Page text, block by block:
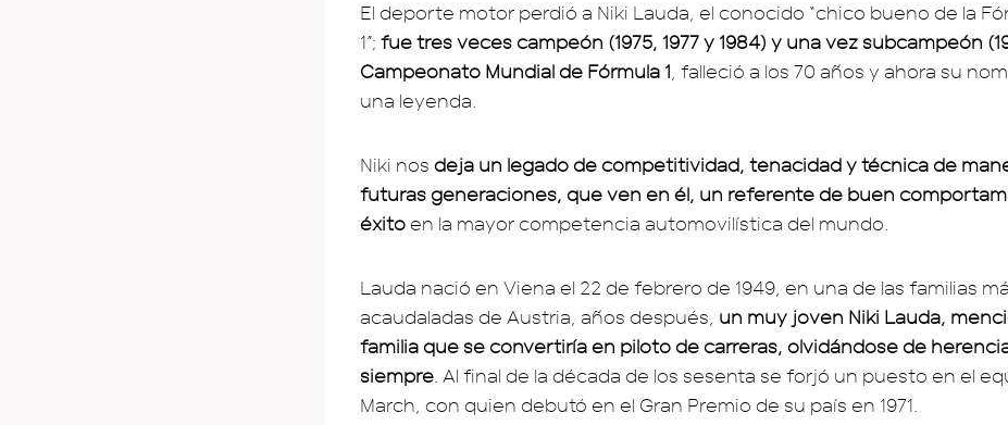
El deporte motor perdió a Niki Lauda, el conocido “chico bueno de la
1”; fue tres veces campeón (1975, 1977 y 1984) y una vez subcampeón
Campeonato Mundial de Fórmula 1 , falleció a los 70 años y ahora su
una leyenda.
Niki nos deja un legado de competitividad, tenacidad y técnica de
futuras generaciones, que ven en él, un referente de buen
éxito en la mayor competencia automovilística del mundo.
Lauda nació en Viena el 22 de febrero de 1949, en una de las familias
acaudaladas de Austria, años después, un muy joven Niki Lauda,
familia que se convertiría en piloto de carreras, olvidándose de
siempre . Al final de la década de los sesenta se forjó un puesto en el
March, con quien debutó en el Gran Premio de su país en 1971.